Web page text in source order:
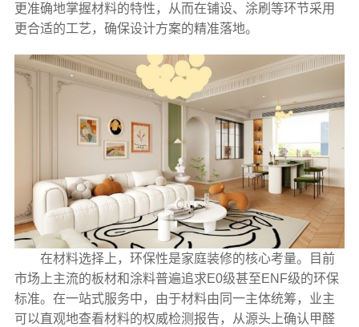
更准确地掌握材料的特性，从而在铺设、涂刷等环节采用
更合适的工艺，确保设计方案的精准落地。
在材料选择上，环保性是家庭装修的核心考量。目前
市场上主流的板材和涂料普遍追求E0级甚至ENF级的环保
标准。在一站式服务中，由于材料由同一主体统筹，业主
可以直观地查看材料的权威检测报告，从源头上确认甲醛